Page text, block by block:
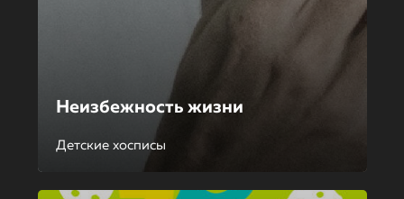
Неизбежность жизни
Детские хосписы